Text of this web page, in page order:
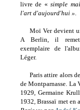
livre de «simple
l'art d'aujourd'hui ».
Moï Ver devient
A Berlin, il
exemplaire de
Léger.
Paris attire alors
de Montparnasse.
1929, Germaine
1932, Brassaï met